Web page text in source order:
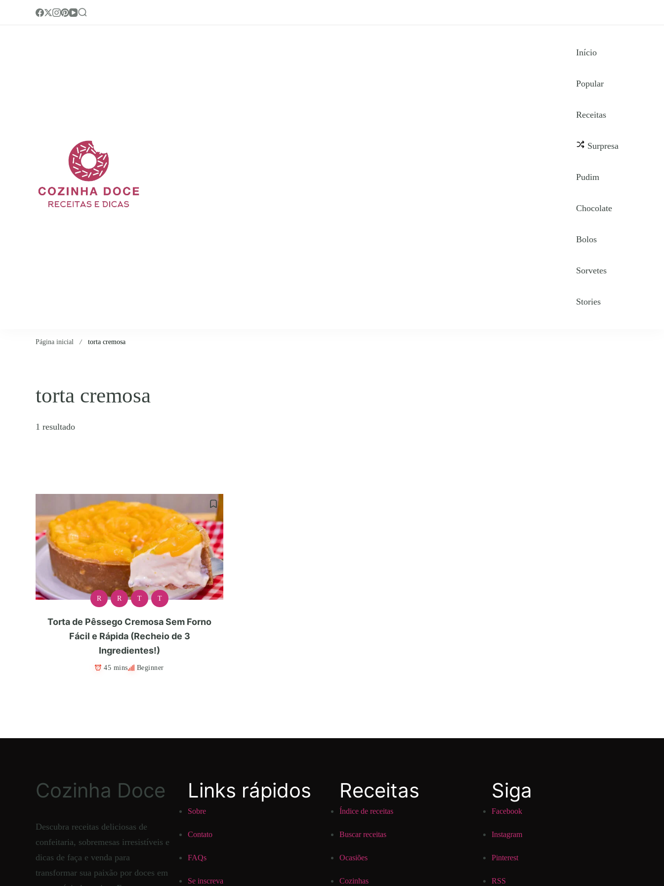
Início
Popular
Receitas
Surpresa
Pudim
Chocolate
Bolos
Sorvetes
Stories
Página inicial torta cremosa
torta cremosa
1 resultado
R R T T
Torta de Pêssego Cremosa Sem Forno
Fácil e Rápida (Recheio de 3
Ingredientes!)
45 mins Beginner
Cozinha Doce
Descubra receitas deliciosas de
confeitaria, sobremesas irresistíveis e
dicas de faça e venda para
transformar sua paixão por doces em
Links rápidos
Sobre
Contato
FAQs
Se inscreva
Receitas
Índice de receitas
Buscar receitas
Ocasiões
Cozinhas
Siga
Facebook
Instagram
Pinterest
RSS